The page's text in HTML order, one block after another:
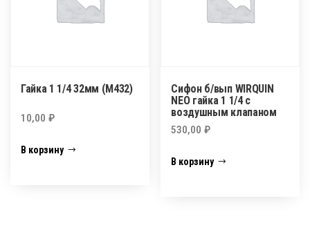
Гайка 1 1/4 32мм (М432)
10,00 ₽
В корзину
Сифон б/вып WIRQUIN
NEO гайка 1 1/4 с
воздушным клапаном
530,00₽
В корзину